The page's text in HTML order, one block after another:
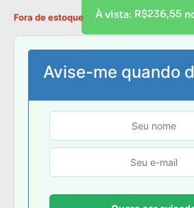
À vista: R$236,55
Fora de estoque
Avise-me quando